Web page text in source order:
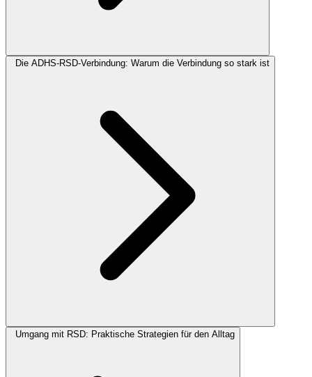
Die ADHS-RSD-Verbindung: Warum die Verbindung so stark ist
Umgang mit RSD: Praktische Strategien für den Alltag